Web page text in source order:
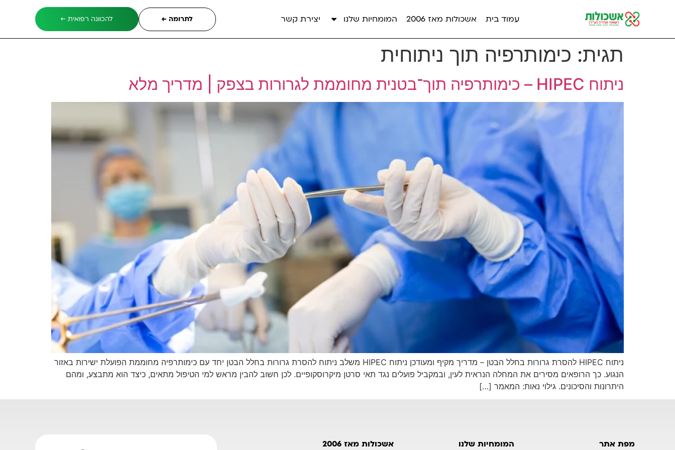
עמוד בית אשכולות מאז 2006 המומחיות שלנו יצירת קשר לתרומה ← להכוונה רפואית ←
תגית: כימותרפיה תוך ניתוחית
ניתוח HIPEC – כימותרפיה תוך־בטנית מחוממת לגרורות בצפק | מדריך מלא
ניתוח HIPEC להסרת גרורות בחלל הבטן – מדריך מקיף ומעודכן ניתוח HIPEC משלב ניתוח להסרת גרורות בחלל הבטן יחד עם כימותרפיה מחוממת הפועלת ישירות באזור
הנגוע. כך הרופאים מסירים את המחלה הנראית לעין, ובמקביל פועלים נגד תאי סרטן מיקרוסקופיים. לכן חשוב להבין מראש למי הטיפול מתאים, כיצד הוא מתבצע, ומהם
היתרונות והסיכונים. גילוי נאות: המאמר […]
מפת אתר המומחיות שלנו
אשכולות מאז 2006